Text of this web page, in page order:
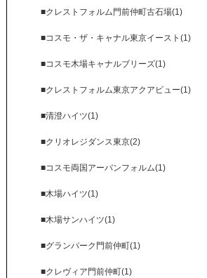
■クレストフォルム門前仲町古石場(1)
■コスモ・ザ・キャナル東京イースト(1)
■コスモ木場キャナルブリーズ(1)
■クレストフォルム東京アクアビュー(1)
■清澄ハイツ(1)
■クリオレジダンス東京(2)
■コスモ両国アーバンフォルム(1)
■木場ハイツ(1)
■木場サンハイツ(1)
■グランパーク門前仲町(1)
■クレヴィア門前仲町(1)